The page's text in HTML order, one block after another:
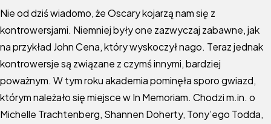
Nie od dziś wiadomo, że Oscary kojarzą nam się z
kontrowersjami. Niemniej były one zazwyczaj zabawne, jak
na przykład John Cena, który wyskoczył nago. Teraz jednak
kontrowersje są związane z czymś innymi, bardziej
poważnym. W tym roku akademia pominęła sporo gwiazd,
którym należało się miejsce w In Memoriam. Chodzi m.in. o
Michelle Trachtenberg, Shannen Doherty, Tony’ego Todda,